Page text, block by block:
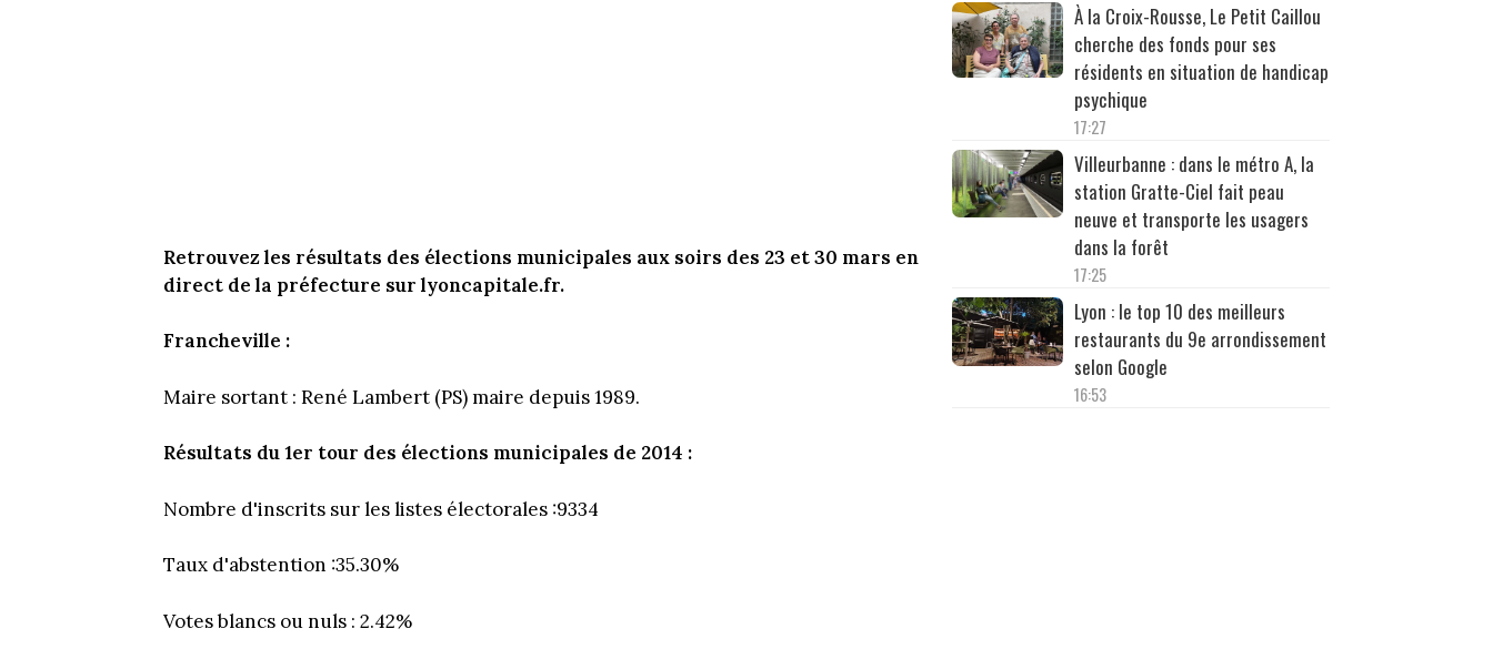
Retrouvez les résultats des élections municipales aux soirs des 23 et 30 mars en
direct de la préfecture sur lyoncapitale.fr.
Francheville :
Maire sortant : René Lambert (PS) maire depuis 1989.
Résultats du 1er tour des élections municipales de 2014 :
Nombre d'inscrits sur les listes électorales :9334
Taux d'abstention :35.30%
Votes blancs ou nuls : 2.42%
À la Croix-Rousse, Le Petit Caillou
cherche des fonds pour ses
résidents en situation de handicap
psychique
17:27
Villeurbanne : dans le métro A, la
station Gratte-Ciel fait peau
neuve et transporte les usagers
dans la forêt
17:25
Lyon : le top 10 des meilleurs
restaurants du 9e arrondissement
selon Google
16:53